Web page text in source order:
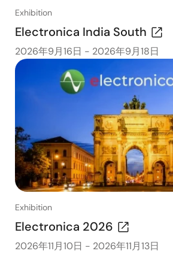
Exhibition
Electronica India South
2026年9月16日 - 2026年9月18日
Exhibition
Electronica 2026
2026年11月10日 - 2026年11月13日